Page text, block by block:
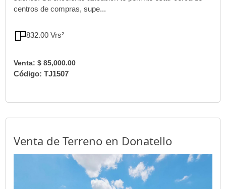
centros de compras, supe...
832.00 Vrs²
Venta: $ 85,000.00
Código: TJ1507
Venta de Terreno en Donatello